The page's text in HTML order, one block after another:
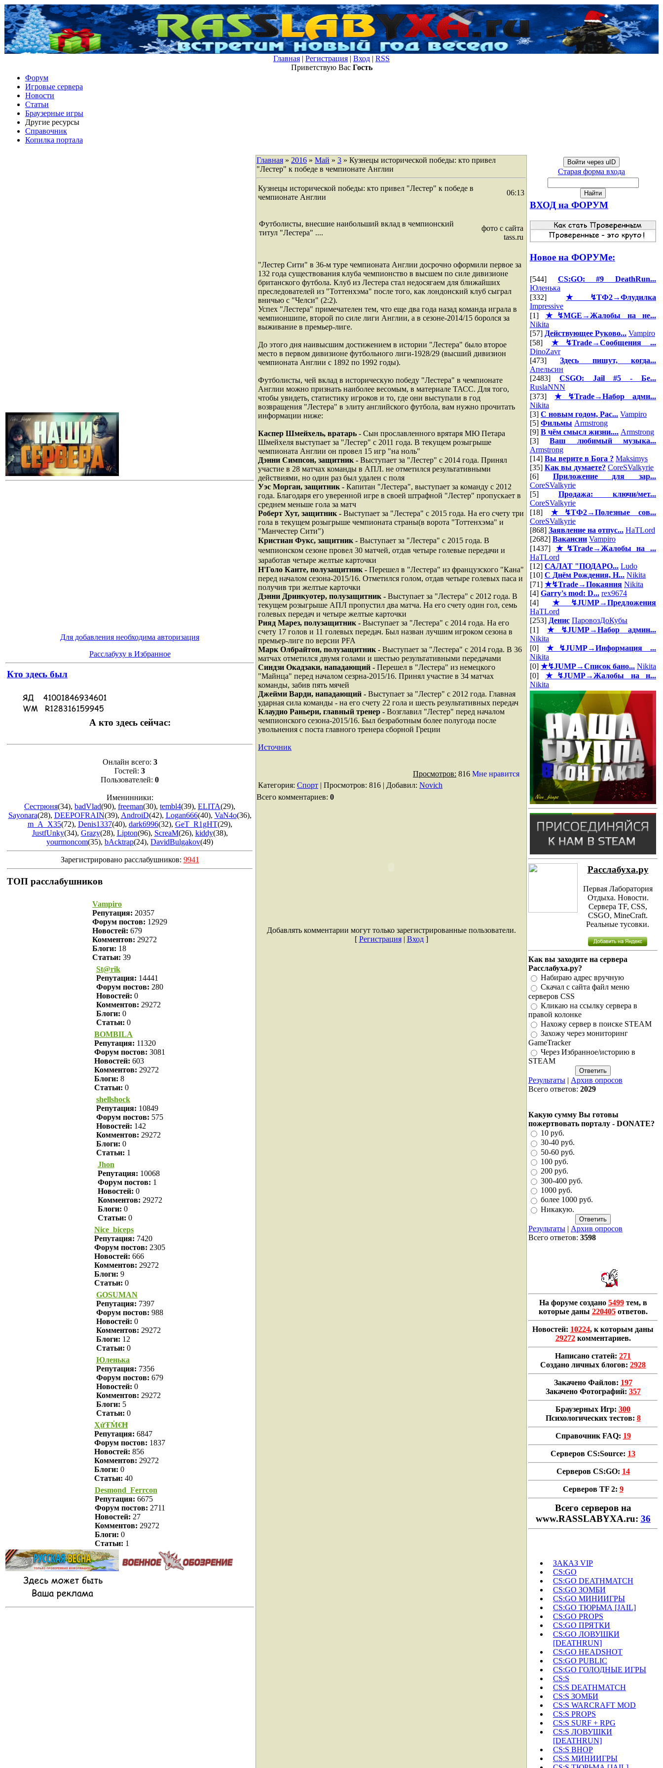
Главная | Регистрация | Вход | RSS
Приветствую Вас Гость
Форум
Игровые сервера
Новости
Статьи
Браузерные игры
Другие ресурсы
Справочник
Копилка портала
Для добавления необходима авторизация
Расслабуху в Избранное
Кто здесь был
А кто здесь сейчас:
Онлайн всего: 3
Гостей: 3
Пользователей: 0
Именинники:
Сестрюня(34), badVlad(90), freeman(30), tembl4(39), ELITA(29),
Sayonara(28), DEEPOFRAIN(39), AndroiD(42), Logan666(40), VaN4o(36),
m_A_X35(72), Denis1337(40), dark6996(32), GeT_R1gHT(29),
JustfUnky(34), Grazy(28), Lipton(96), ScreaM(26), kiddy(38),
yourmoncom(35), bAcktrap(24), DavidBulgakov(49)
Зарегистрировано расслабушников: 9941
ТОП расслабушников
Vampiro
Репутация: 20357
Форум постов: 12929
Новостей: 679
Комментов: 29272
Блоги: 18
Статьи: 39
St@rik
Репутация: 14441
Форум постов: 280
Новостей: 0
Комментов: 29272
Блоги: 0
Статьи: 0
BOMBILA
Репутация: 11320
Форум постов: 3081
Новостей: 603
Комментов: 29272
Блоги: 8
Статьи: 0
shellshock
Репутация: 10849
Форум постов: 575
Новостей: 142
Комментов: 29272
Блоги: 0
Статьи: 1
Jhon
Репутация: 10068
Форум постов: 1
Новостей: 0
Комментов: 29272
Блоги: 0
Статьи: 0
Nice_biceps
Репутация: 7420
Форум постов: 2305
Новостей: 666
Комментов: 29272
Блоги: 9
Статьи: 0
GOSUMAN
Репутация: 7397
Форум постов: 988
Новостей: 0
Комментов: 29272
Блоги: 12
Статьи: 0
Юленька
Репутация: 7356
Форум постов: 679
Новостей: 0
Комментов: 29272
Блоги: 5
Статьи: 0
ҲửŦṀ€Ħ
Репутация: 6847
Форум постов: 1837
Новостей: 856
Комментов: 29272
Блоги: 0
Статьи: 40
Desmond_Ferrcon
Репутация: 6675
Форум постов: 2711
Новостей: 27
Комментов: 29272
Блоги: 0
Статьи: 1
Главная » 2016 » Май » 3 » Кузнецы исторической победы: кто привел
"Лестер" к победе в чемпионате Англии
Кузнецы исторической победы: кто привел "Лестер" к победе в
чемпионате Англии
06:13
Футболисты, внесшие наибольший вклад в чемпионский
титул "Лестера" ....
фото с сайта
tass.ru
"Лестер Сити" в 36-м туре чемпионата Англии досрочно оформили первое за
132 года существования клуба чемпионство в высшем по силе дивизионе
британского футбола. Клуб из Лестера стал недосягаем для ближайших
преследователей из "Тоттенхэма" после того, как лондонский клуб сыграл
вничью с "Челси" (2:2).
Успех "Лестера" примечателен тем, что еще два года назад команда играла в
чемпионшипе, второй по силе лиги Англии, а в сезоне-2014/15 боролся за
выживание в премьер-лиге.
До этого дня наивысшим достижением в истории "Лестера" было второе
место в первом дивизионе футбольного лиги-1928/29 (высший дивизион
чемпионата Англии с 1892 по 1992 годы).
Футболисты, чей вклад в историческую победу "Лестера" в чемпионате
Англии можно признать наиболее весомым, в материале ТАСС. Для того,
чтобы увидеть, статистику игроков и то, где они выступали в год
возвращения "Лестера" в элиту английского футбола, вам нужно прочитать
информации ниже:
Каспер Шмейхель, вратарь - Сын прославленного врятаря МЮ Петара
Шмейхеля выступает за "Лестер" с 2011 года. В текущем розыгрыше
чемпионата Англии он провел 15 игр "на ноль"
Дэнни Симпсон, защитник - Выступает за "Лестер" с 2014 года. Принял
участие в 28 матчах команды в АПЛ. не отметился результативными
действиями, но один раз был удален с поля
Уэс Морган, защитник - Капитан "Лестера", выступает за команду с 2012
года. Благодаря его уверенной игре в своей штрафной "Лестер" пропускает в
среднем меньше гола за матч
Роберт Хут, защитник - Выступает за "Лестера" с 2015 года. На его счету три
гола в текущем розыгрыше чемпионата страны(в ворота "Тоттенхэма" и
"Манчестер Сити")
Кристиан Фукс, защитник - Выступает за "Лестера" с 2015 года. В
чемпионском сезоне провел 30 матчей, отдав четыре голевые передачи и
заработав четыре желтые карточки
Н'Голо Канте, полузащитник - Перешел в "Лестера" из французского "Кана"
перед началом сезона-2015/16. Отметился голом, отдав четыре голевых паса и
получив три желтые карточки
Дэнни Дринкуотер, полузащитник - Выступает за "Лестера" с 2012 года. В
текущем розыгрыше АПЛ пропустил два матча. На его счету один гол, семь
голевых передач и четыре желтые карточки
Рияд Марез, полузащитник - Выступает за "Лестера" с 2014 года. На его
счету 17 голов и 11 голевых передач. Был назван лучшим игроком сезона в
премьер-лиге по версии PFA
Марк Олбрайтон, полузащитник - Выступает за "Лестера" с 2014 года. В 36
матчах отметился двумя голами и шестью результативными передачами
Синдзи Окадзаки, нападающий - Перешел в "Лестера" из немецкого
"Майнца" перед началом сезрна-2015/16. Принял участие в 34 матчах
команды, забив пять мячей
Джейми Варди, нападающий - Выступает за "Лестер" с 2012 года. Главная
ударная сила команды - на его счету 22 гола и шесть результативных передач
Клаудио Раньери, главный тренер - Возглавил "Лестер" перед началом
чемпионского сезона-2015/16. Был безработным более полугода после
увольнения с поста главного тренера сборной Греции
Источник
Просмотров: 816 Мне нравится
Категория: Спорт | Просмотров: 816 | Добавил: Novich
Всего комментариев: 0
Добавлять комментарии могут только зарегистрированные пользователи.
[ Регистрация| Вход]
Войти через uID
Старая форма входа
ВХОД на ФОРУМ
Новое на ФОРУМе:
[544] CS:GO: #9 DeathRun...
Юленька
[332] ★↯ТФ2→Флудилка
Impressive
[1] ★↯MGE→Жалобы на не...
Nikita
[57] Действующее Руково... Vampiro
[58] ★↯Trade→Сообщения ...
DinoZavr
[473]Здесь пишут, когда...
Апельсин
[2483] CSGO: Jail #5 - Бе...
RuslaNNN
[373]★↯Trade→Набор адми...
Nikita
[3] С новым годом, Рас... Vampiro
[5] Фильмы Armstrong
[9] В чём смысл жизни.... Armstrong
[3]Ваш любимый музыка...
Armstrong
[14] Вы верите в Бога ? Maksimys
[35] Как вы думаете? CoreSValkyrie
[6] Приложение для зар...
CoreSValkyrie
[5] Продажа: ключи/мет...
CoreSValkyrie
[18] ★↯ТФ2→Полезные сов...
CoreSValkyrie
[868] Заявление на отпус... HaTLord
[2682] Вакансии Vampiro
[1437] ★↯Trade→Жалобы на ...
HaTLord
[12] САЛАТ "ПОДАРО... Ludo
[10] С Днём Рождения, Н... Nikita
[71] ★↯Trade→Покаяния Nikita
[4] Garry's mod: D... rex9674
[4] ★↯JUMP→Предложения
HaTLord
[253] Денис ПаровозДоКубы
[1]★↯JUMP→Набор админ...
Nikita
[0] ★↯JUMP→Информация ...
Nikita
[0] ★↯JUMP→Список бано... Nikita
[0] ★↯JUMP→Жалобы на н...
Nikita
Расслабуха.ру
Первая Лаборатория
Отдыха. Новости.
Сервера TF, CSS,
CSGO, MineCraft.
Реальные тусовки.
Как вы заходите на сервера
Расслабуха.ру?
Набираю адрес вручную
Скачал с сайта файл меню
серверов CSS
Кликаю на ссылку сервера в
правой колонке
Нахожу сервер в поиске STEAM
Захожу через мониторинг
GameTracker
Через Избранное/историю в
STEAM
Результаты | Архив опросов
Всего ответов: 2029
Какую сумму Вы готовы
пожертвовать порталу - DONATE?
10 руб.
30-40 руб.
50-60 руб.
100 руб.
200 руб.
300-400 руб.
1000 руб.
более 1000 руб.
Никакую.
Результаты | Архив опросов
Всего ответов: 3598
На форуме создано 5499тем, в
которые даны 220405ответов.
Новостей: 10224, к которым даны
29272комментариев.
Написано статей: 271
Создано личных блогов: 2928
Закачено Файлов: 197
Закачено Фотографий: 357
Браузерных Игр: 300
Психологических тестов: 8
Справочник FAQ: 19
Серверов CS:Source: 13
Серверов CS:GO: 14
Серверов TF 2: 9
Всего cерверов на
www.RASSLABYXA.ru: 36
ЗАКАЗ VIP
CS:GO
CS:GO DEATHMATCH
CS:GO ЗОМБИ
CS:GO МИНИИГРЫ
CS:GO ТЮРЬМА [JAIL]
CS:GO PROPS
CS:GO ПРЯТКИ
CS:GO ЛОВУШКИ
[DEATHRUN]
CS:GO HEADSHOT
CS:GO PUBLIC
CS:GO ГОЛОДНЫЕ ИГРЫ
CS:S
CS:S DEATHMATCH
CS:S ЗОМБИ
CS:S WARCRAFT MOD
CS:S PROPS
CS:S SURF + RPG
CS:S ЛОВУШКИ
[DEATHRUN]
CS:S BHOP
CS:S МИНИИГРЫ